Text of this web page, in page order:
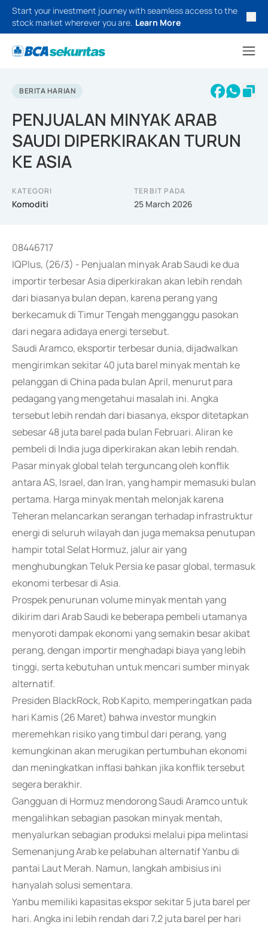
Start your investment journey with seamless access to the
stock market wherever you are. Learn More
BERITA HARIAN
PENJUALAN MINYAK ARAB
SAUDI DIPERKIRAKAN TURUN
KE ASIA
KATEGORI
Komoditi
TERBIT PADA
25 March 2026
08446717
IQPlus, (26/3) - Penjualan minyak Arab Saudi ke dua
importir terbesar Asia diperkirakan akan lebih rendah
dari biasanya bulan depan, karena perang yang
berkecamuk di Timur Tengah mengganggu pasokan
dari negara adidaya energi tersebut.
Saudi Aramco, eksportir terbesar dunia, dijadwalkan
mengirimkan sekitar 40 juta barel minyak mentah ke
pelanggan di China pada bulan April, menurut para
pedagang yang mengetahui masalah ini. Angka
tersebut lebih rendah dari biasanya, ekspor ditetapkan
sebesar 48 juta barel pada bulan Februari. Aliran ke
pembeli di India juga diperkirakan akan lebih rendah.
Pasar minyak global telah terguncang oleh konflik
antara AS, Israel, dan Iran, yang hampir memasuki bulan
pertama. Harga minyak mentah melonjak karena
Teheran melancarkan serangan terhadap infrastruktur
energi di seluruh wilayah dan juga memaksa penutupan
hampir total Selat Hormuz, jalur air yang
menghubungkan Teluk Persia ke pasar global, termasuk
ekonomi terbesar di Asia.
Prospek penurunan volume minyak mentah yang
dikirim dari Arab Saudi ke beberapa pembeli utamanya
menyoroti dampak ekonomi yang semakin besar akibat
perang, dengan importir menghadapi biaya yang lebih
tinggi, serta kebutuhan untuk mencari sumber minyak
alternatif.
Presiden BlackRock, Rob Kapito, memperingatkan pada
hari Kamis (26 Maret) bahwa investor mungkin
meremehkan risiko yang timbul dari perang, yang
kemungkinan akan merugikan pertumbuhan ekonomi
dan meningkatkan inflasi bahkan jika konflik tersebut
segera berakhir.
Gangguan di Hormuz mendorong Saudi Aramco untuk
mengalihkan sebagian pasokan minyak mentah,
menyalurkan sebagian produksi melalui pipa melintasi
Semenanjung Arab ke pelabuhan alternatif Yanbu di
pantai Laut Merah. Namun, langkah ambisius ini
hanyalah solusi sementara.
Yanbu memiliki kapasitas ekspor sekitar 5 juta barel per
hari. Angka ini lebih rendah dari 7,2 juta barel per hari